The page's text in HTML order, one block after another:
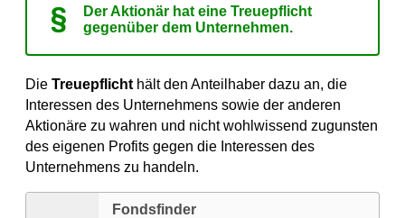
Der Aktionär hat eine Treuepflicht
gegenüber dem Unternehmen.
Die Treuepflicht hält den Anteilhaber dazu an, die
Interessen des Unternehmens sowie der anderen
Aktionäre zu wahren und nicht wohlwissend zugunsten
des eigenen Profits gegen die Interessen des
Unternehmens zu handeln.
Fondsfinder